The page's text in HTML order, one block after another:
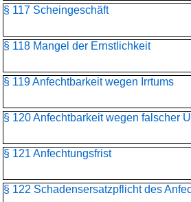
§ 117 Scheingeschäft
§ 118 Mangel der Ernstlichkeit
§ 119 Anfechtbarkeit wegen Irrtums
§ 120 Anfechtbarkeit wegen falscher
§ 121 Anfechtungsfrist
§ 122 Schadensersatzpflicht des